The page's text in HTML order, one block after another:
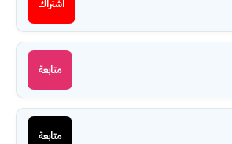
اشتراك
متابعة
متابعة